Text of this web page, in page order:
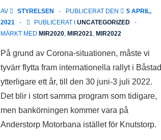
Barcelona
är
nu
öppet!
AV STYRELSEN PUBLICERAT DEN
5 APRIL,
2021
PUBLICERAT I UNCATEGORIZED
MÄRKT MED MIR2020, MIR2021, MIR2022
På grund av Corona-situationen, måste vi
tyvärr flytta fram internationella rallyt i Båstad
ytterligare ett år, till den 30 juni-3 juli 2022.
Det blir i stort samma program som tidigare,
men bankörningen kommer vara på
Anderstorp Motorbana istället för Knutstorp.